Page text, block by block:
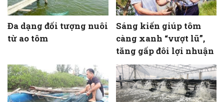
Đa dạng đối tượng nuôi
từ ao tôm
Sáng kiến giúp tôm
càng xanh “vượt lũ”,
tăng gấp đôi lợi nhuận